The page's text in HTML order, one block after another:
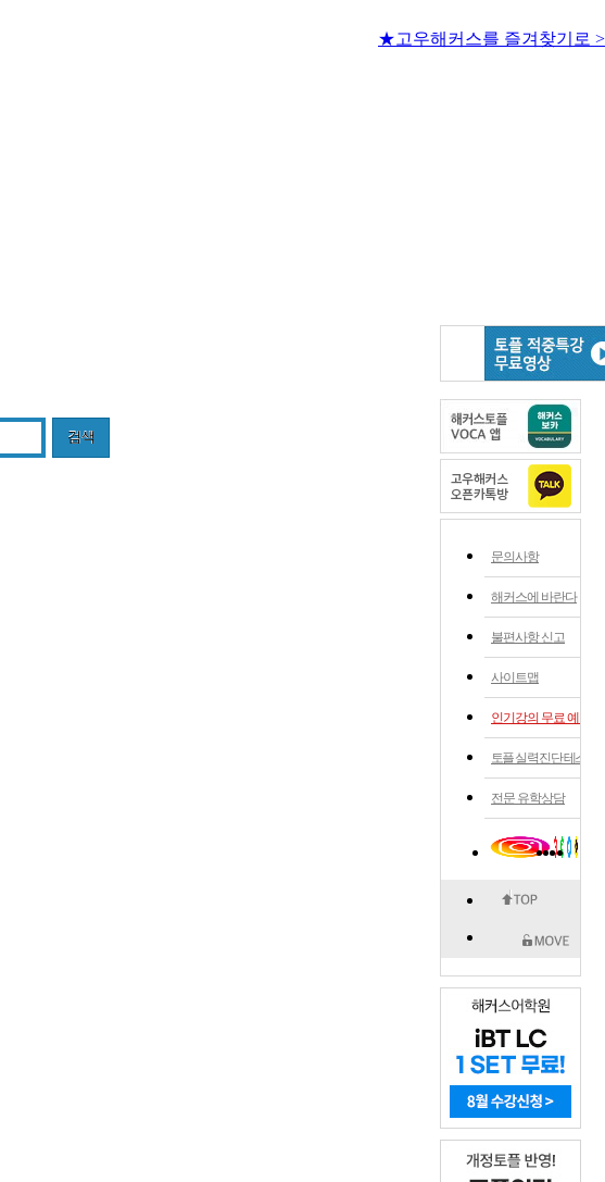
★고우해커스를 즐겨찾기로 >
검색
문의사항
해커스에 바란다
불편사항 신고
사이트맵
인기강의 무료 예약
토플 실력 진단 테스트
전문 유학상담